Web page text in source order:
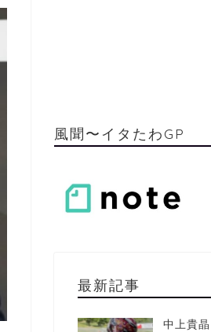
風聞〜イタたわGP
最新記事
中上貴